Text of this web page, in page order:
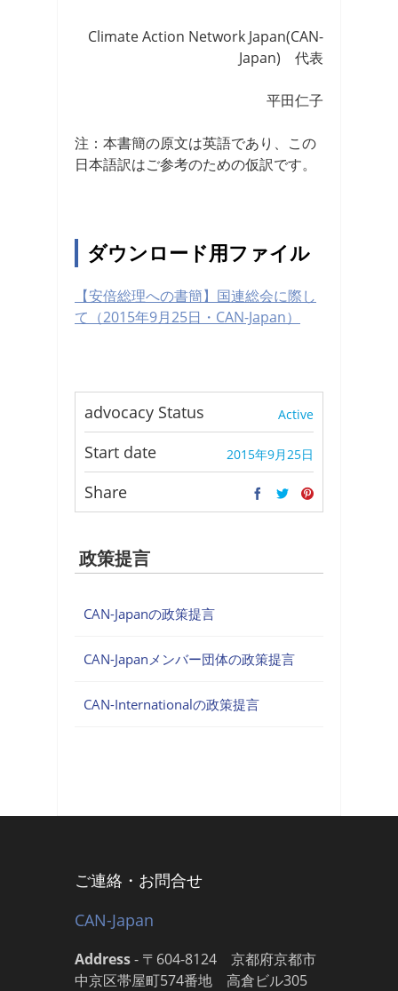
Climate Action Network Japan(CAN-
Japan) 代表
平田仁子
注：本書簡の原文は英語であり、この
日本語訳はご参考のための仮訳です。
ダウンロード用ファイル
【安倍総理への書簡】国連総会に際し
て（2015年9月25日・CAN-Japan）
advocacy Status Active
Start date 2015年9月25日
Share
政策提言
CAN-Japanの政策提言
CAN-Japanメンバー団体の政策提言
CAN-Internationalの政策提言
ご連絡・お問合せ
CAN-Japan
Address- 〒604-8124 京都府京都市
中京区帯屋町574番地 高倉ビル305